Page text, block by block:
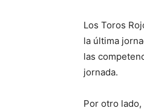
Los Toros
la última
las
jornada.
Por otro